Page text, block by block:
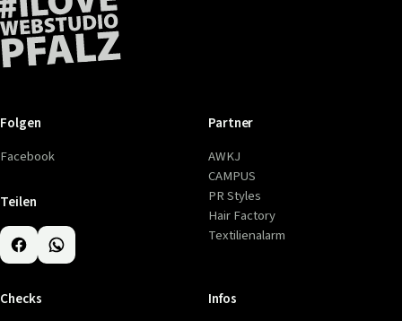
Folgen
Facebook
Teilen
Partner
AWKJ
CAMPUS
PR Styles
Hair Factory
Textilienalarm
Checks Infos